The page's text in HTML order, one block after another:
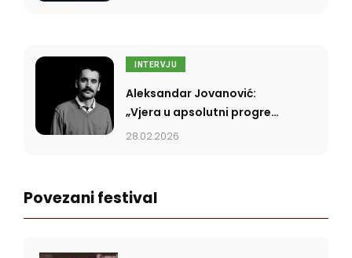
INTERVJU
Aleksandar Jovanović:
„Vjera u apsolutni progres
nas je dovela do toga da
28.02.2026
Povezani festival